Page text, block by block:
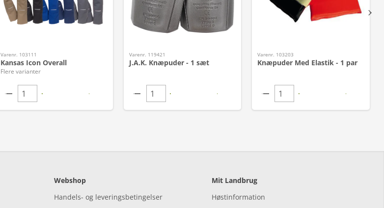
Varenr. 103111
Kansas Icon Overall
Flere varianter
Varenr. 119421
J.A.K. Knæpuder - 1 sæt
Varenr. 103203
Knæpuder Med Elastik - 1 par
Webshop
Handels- og leveringsbetingelser
Mit Landbrug
Høstinformation